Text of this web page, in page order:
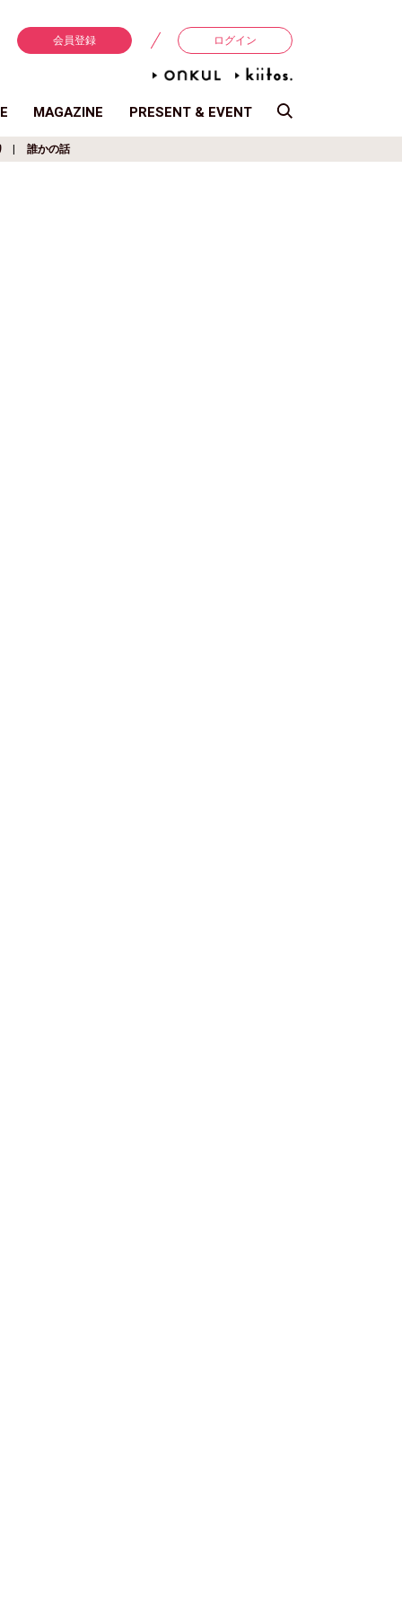
会員登録 ログイン
MAGAZINE PRESENT & EVENT
誰かの話